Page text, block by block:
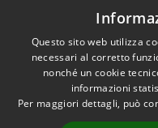
Dichiarazione di
Accessibilità
Questo sito web utilizza
necessari al corretto
nonché un cookie
informazioni
Per maggiori dettagli, può